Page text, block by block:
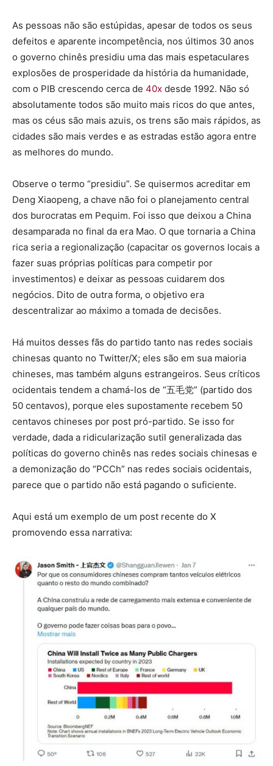
As pessoas não são estúpidas, apesar de todos os seus
defeitos e aparente incompetência, nos últimos 30 anos
o governo chinês presidiu uma das mais espetaculares
explosões de prosperidade da história da humanidade,
com o PIB crescendo cerca de 40x desde 1992. Não só
absolutamente todos são muito mais ricos do que antes,
mas os céus são mais azuis, os trens são mais rápidos, as
cidades são mais verdes e as estradas estão agora entre
as melhores do mundo.
Observe o termo “presidiu”. Se quisermos acreditar em
Deng Xiaopeng, a chave não foi o planejamento central
dos burocratas em Pequim. Foi isso que deixou a China
desamparada no final da era Mao. O que tornaria a China
rica seria a regionalização (capacitar os governos locais a
fazer suas próprias políticas para competir por
investimentos) e deixar as pessoas cuidarem dos
negócios. Dito de outra forma, o objetivo era
descentralizar ao máximo a tomada de decisões.
Há muitos desses fãs do partido tanto nas redes sociais
chinesas quanto no Twitter/X; eles são em sua maioria
chineses, mas também alguns estrangeiros. Seus críticos
ocidentais tendem a chamá-los de “五毛党” (partido dos
50 centavos), porque eles supostamente recebem 50
centavos chineses por post pró-partido. Se isso for
verdade, dada a ridicularização sutil generalizada das
políticas do governo chinês nas redes sociais chinesas e
a demonização do “PCCh” nas redes sociais ocidentais,
parece que o partido não está pagando o suficiente.
Aqui está um exemplo de um post recente do X
promovendo essa narrativa: